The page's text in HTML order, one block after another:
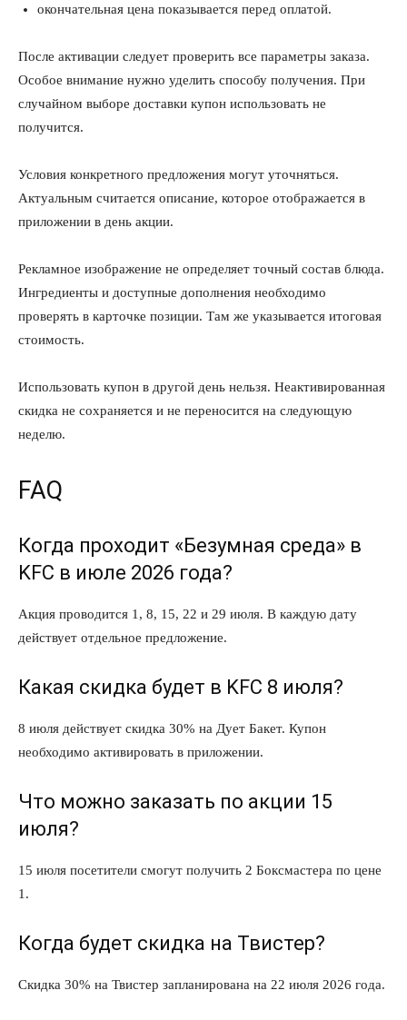
окончательная цена показывается перед оплатой.
После активации следует проверить все параметры заказа.
Особое внимание нужно уделить способу получения. При
случайном выборе доставки купон использовать не
получится.
Условия конкретного предложения могут уточняться.
Актуальным считается описание, которое отображается в
приложении в день акции.
Рекламное изображение не определяет точный состав блюда.
Ингредиенты и доступные дополнения необходимо
проверять в карточке позиции. Там же указывается итоговая
стоимость.
Использовать купон в другой день нельзя. Неактивированная
скидка не сохраняется и не переносится на следующую
неделю.
FAQ
Когда проходит «Безумная среда» в
KFC в июле 2026 года?
Акция проводится 1, 8, 15, 22 и 29 июля. В каждую дату
действует отдельное предложение.
Какая скидка будет в KFC 8 июля?
8 июля действует скидка 30% на Дует Бакет. Купон
необходимо активировать в приложении.
Что можно заказать по акции 15
июля?
15 июля посетители смогут получить 2 Боксмастера по цене
1.
Когда будет скидка на Твистер?
Скидка 30% на Твистер запланирована на 22 июля 2026 года.